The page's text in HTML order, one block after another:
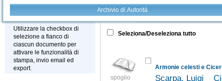
Archivio di Autorità
Stampa - Email - Export
Utilizzare la checkbox di
selezione a fianco di
ciascun documento per
attivare le funzionalità di
stampa, invio email ed
export.
Tutto +
Seleziona/Deseleziona tutto
spoglio
Armonie celesti e
Scarpa, Luigi